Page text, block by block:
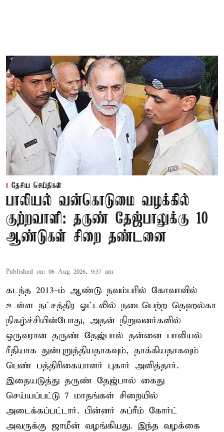
தேசிய செய்திகள்
பாலியல் வன்கொடுமை வழக்கில்
குற்றவாளி: தருண் தேஜ்பாலுக்கு 10
ஆண்டுகள் சிறை தண்டனை
Published on: 06 Aug 2026, 9:37 am
கடந்த 2013-ம் ஆண்டு நவம்பரில் கோவாவில்
உள்ள நட்சத்திர ஓட்டலில் நடைபெற்ற தெஹல்கா
நிகழ்ச்சியின்போது, அதன் நிறுவனர்களில்
ஒருவரான தருண் தேஜ்பால் தன்னை பாலியல்
ரீதியாக துன்புறுத்தியதாகவும், தாக்கியதாகவும்
பெண் பத்திரிகையாளர் புகார் அளித்தார்.
இதையடுத்து தருண் தேஜ்பால் கைது
செய்யப்பட்டு 7 மாதங்கள் சிறையில்
அடைக்கப்பட்டார். பின்னர் சுப்ரீம் கோர்ட்
அவருக்கு ஜாமீன் வழங்கியது. இந்த வழக்கை